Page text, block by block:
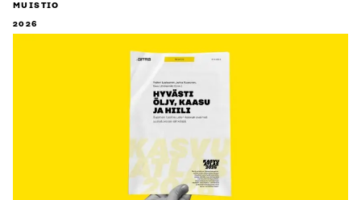
MUISTIO
2026